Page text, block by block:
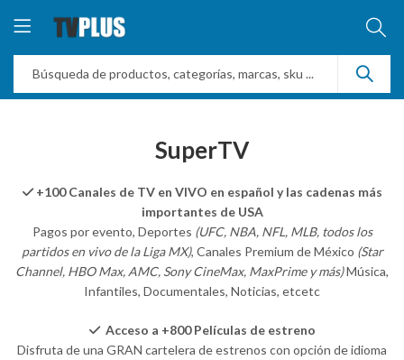
SuperTV
+100 Canales de TV en VIVO en español y las cadenas más
importantes de USA
Pagos por evento, Deportes (UFC, NBA, NFL, MLB, todos los
partidos en vivo de la Liga MX), Canales Premium de México (Star
Channel, HBO Max, AMC, Sony CineMax, MaxPrime y más)Música,
Infantiles, Documentales, Noticias, etcetc
Acceso a +800 Películas de estreno
Disfruta de una GRAN cartelera de estrenos con opción de idioma